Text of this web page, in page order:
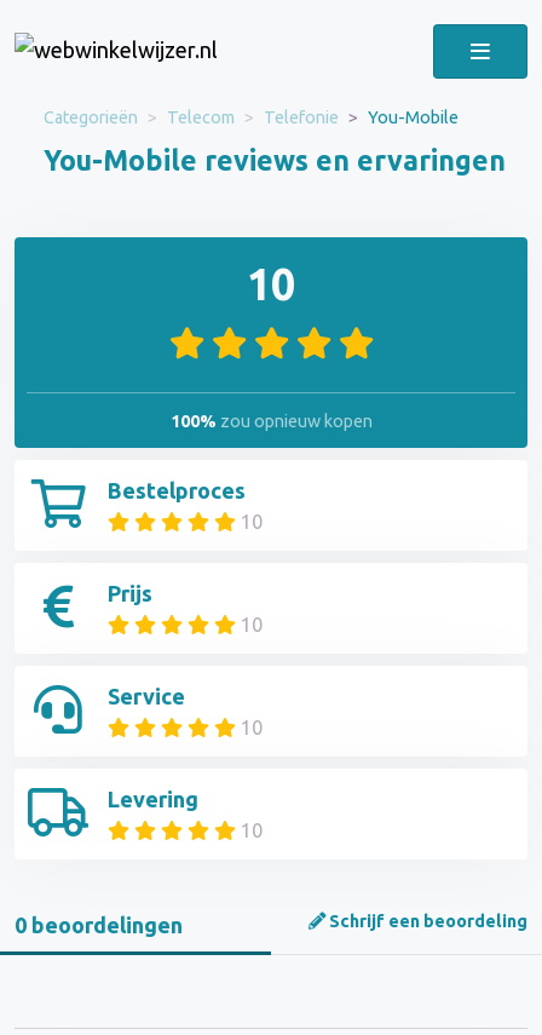
Categorieën Telecom Telefonie You-Mobile
You-Mobile reviews en ervaringen
Bestelproces
10
Prijs
10
Service
10
Levering
10
10
100% zou opnieuw kopen
0 beoordelingen Schrijf een beoordeling